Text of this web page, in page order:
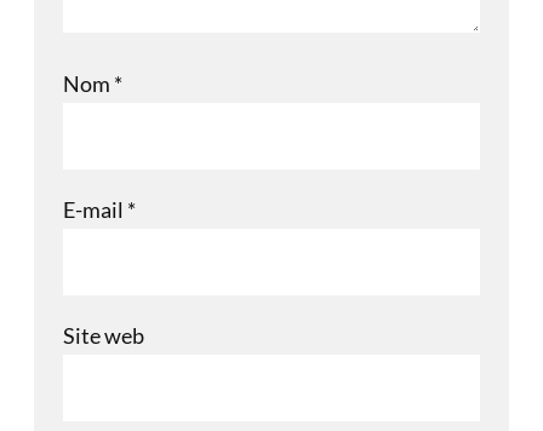
Nom *
E-mail *
Site web